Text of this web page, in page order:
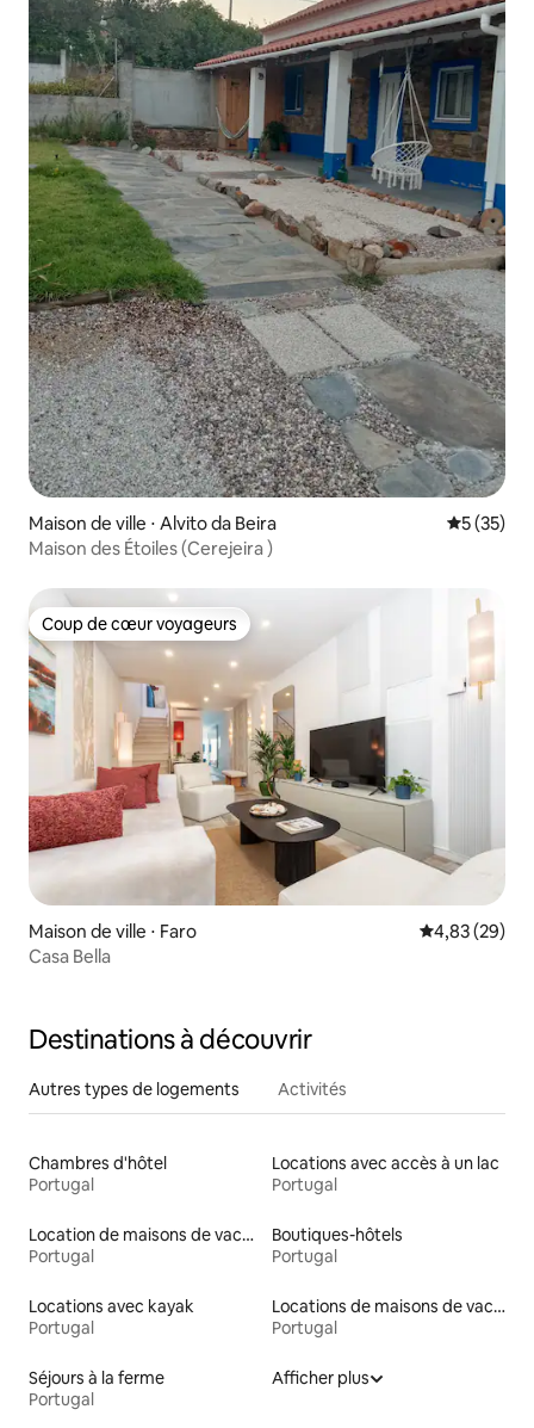
Maison de ville ⋅ Alvito da Beira
5 (35)
Maison des Étoiles (Cerejeira )
Coup de cœur voyageurs
Coup de cœur voyageurs
Maison de ville ⋅ Faro Évaluation
4,83 (29)
Casa Bella
Destinations à découvrir
Autres types de logements Activités
Chambres d'hôtel
Portugal
Locations avec accès à un lac
Portugal
Location de maisons de vacances
Portugal
Boutiques-hôtels
Portugal
Locations avec kayak
Portugal
Locations de maisons de vacances
Portugal
Séjours à la ferme
Portugal
Afficher plus